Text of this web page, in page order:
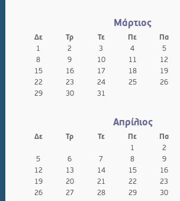
Μάρτιος
Δε Τρ Τε Πε Πα
1
2 3 4 5
8
9 10 11 12
15
16 17 18 19
22
23 24 25 26
29
30 31
Απρίλιος
Δε Τρ Τε Πε Πα
1
2
5
6 7 8 9
12
13 14 15 16
19
20 21 22 23
26
27 28 29 30